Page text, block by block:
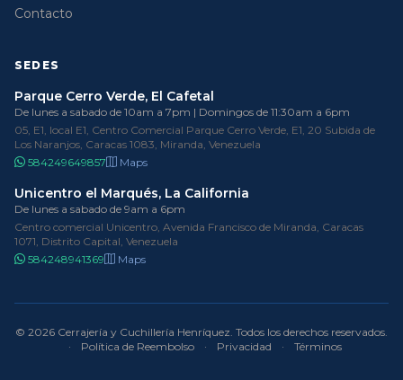
Contacto
SEDES
Parque Cerro Verde, El Cafetal
De lunes a sabado de 10am a 7pm | Domingos de 11:30am a 6pm
05, E1, local E1, Centro Comercial Parque Cerro Verde, E1, 20 Subida de
Los Naranjos, Caracas 1083, Miranda, Venezuela
584249649857
Maps
Unicentro el Marqués, La California
De lunes a sabado de 9am a 6pm
Centro comercial Unicentro, Avenida Francisco de Miranda, Caracas
1071, Distrito Capital, Venezuela
584248941369
Maps
© 2026 Cerrajería y Cuchillería Henríquez. Todos los derechos reservados.
·
Política de Reembolso · Privacidad · Términos